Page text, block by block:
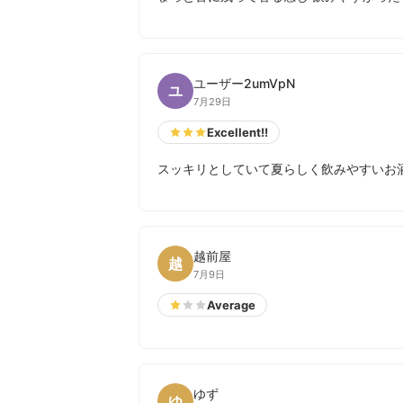
ユ ユーザー2umVpN
7月29日
Excellent!!
スッキリとしていて夏らしく飲みやすいお
越 越前屋
7月9日
Average
ゆず